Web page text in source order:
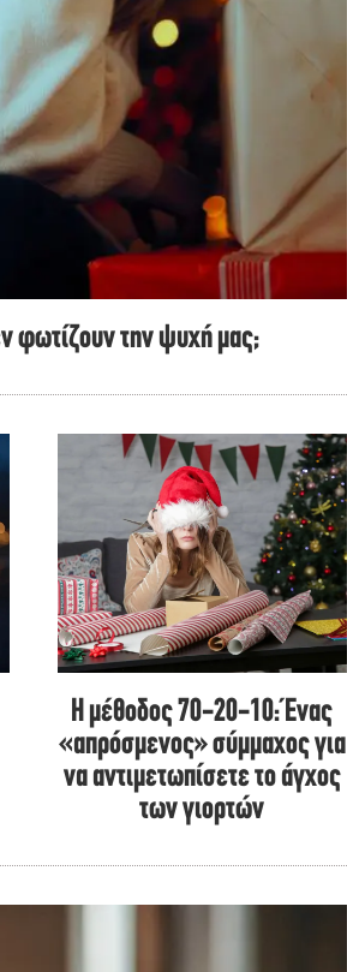
φωτίζουν την ψυχή μας;
Η μέθοδος 70-20-10: Ένας
«απρόσμενος» σύμμαχος για
να αντιμετωπίσετε το άγχος
των γιορτών